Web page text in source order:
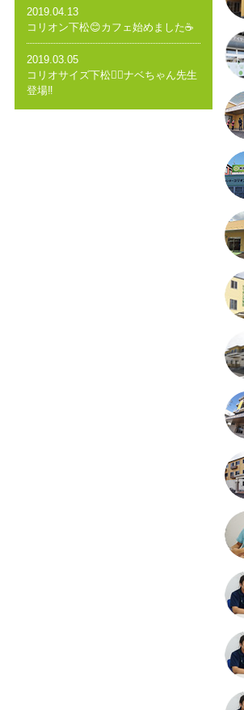
2019.04.13
コリオン下松😊カフェ始めました☕️
2019.03.05
コリオサイズ下松🤸‍♂️ナベちゃん先生
登場‼️